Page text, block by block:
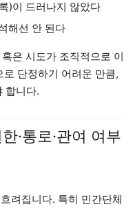
)이 드러나지 않았다
해선 안 된다
은 시도가 조직적으로 이
단정하기 어려운 만큼,
합니다.
·통로·관여 여부
흐려집니다. 특히 민간단체